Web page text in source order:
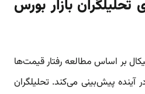
تحلیلگران بازار بورس
بر اساس مطالعه رفتار قیمت‌ها
آینده پیش‌بینی می‌کند. تحلیلگران